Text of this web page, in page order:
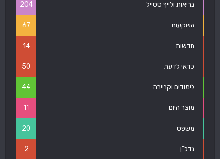
בריאות ולייף סטייל 204
השקעות 67
חדשות 14
כדאי לדעת 50
לימודים וקריירה 44
מוצר היום 11
משפט 20
נדל"ן 2